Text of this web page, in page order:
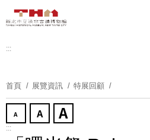
到
要
塊
:::
首頁 展覽資訊 特展回顧
:::